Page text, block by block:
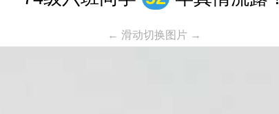
← 滑动切换图片 →